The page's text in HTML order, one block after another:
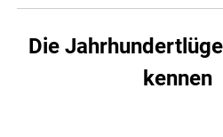
Die
kennen